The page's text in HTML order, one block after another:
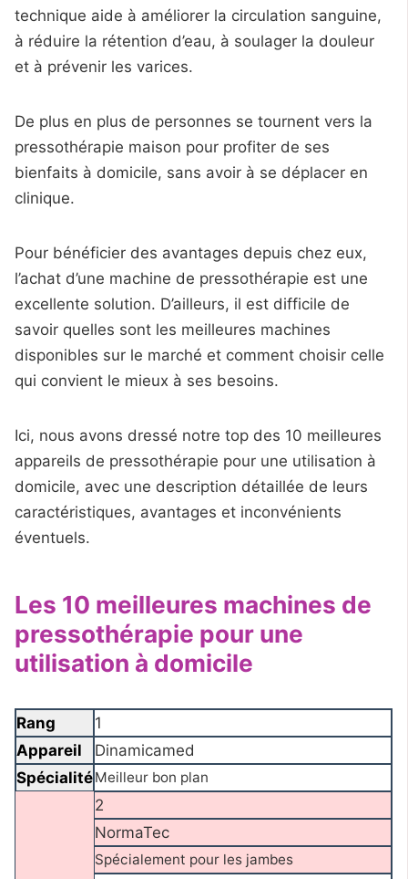
technique aide à améliorer la circulation sanguine,
à réduire la rétention d’eau, à soulager la douleur
et à prévenir les varices.
De plus en plus de personnes se tournent vers la
pressothérapie maison pour profiter de ses
bienfaits à domicile, sans avoir à se déplacer en
clinique.
Pour bénéficier des avantages depuis chez eux,
l’achat d’une machine de pressothérapie est une
excellente solution. D’ailleurs, il est difficile de
savoir quelles sont les meilleures machines
disponibles sur le marché et comment choisir celle
qui convient le mieux à ses besoins.
Ici, nous avons dressé notre top des 10 meilleures
appareils de pressothérapie pour une utilisation à
domicile, avec une description détaillée de leurs
caractéristiques, avantages et inconvénients
éventuels.
Les 10 meilleures machines de
pressothérapie pour une
utilisation à domicile
Rang
Appareil
Spécialité
1
Dinamicamed
Meilleur bon plan
2
NormaTec
Spécialement pour les jambes